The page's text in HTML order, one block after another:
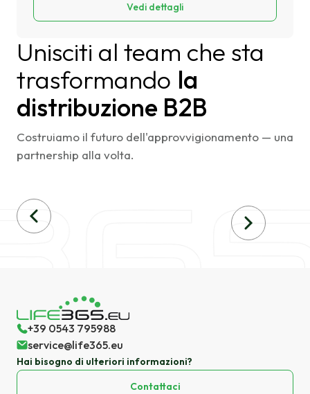
Vedi dettagli
Unisciti al team che sta
trasformando la
distribuzione B2B
Costruiamo il futuro dell'approvvigionamento — una
partnership alla volta.
+39 0543 795988
service@life365.eu
Hai bisogno di ulteriori informazioni?
Contattaci